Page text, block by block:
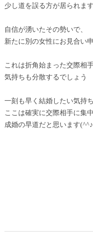
少し道を誤る方が居られます
自信が湧いたその勢いで、
新たに別の女性にお見合い
これは折角始まった交際相
気持ちも分散するでしょう
一刻も早く結婚したい気持
ここは確実に交際相手に集
成婚の早道だと思います(^^♪